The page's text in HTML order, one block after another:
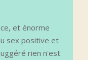
et énorme
sex positive et
rien n'est